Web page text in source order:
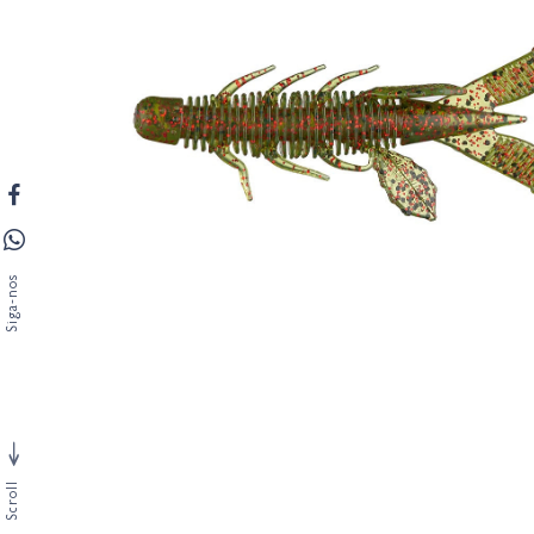
Siga-nos
Scroll